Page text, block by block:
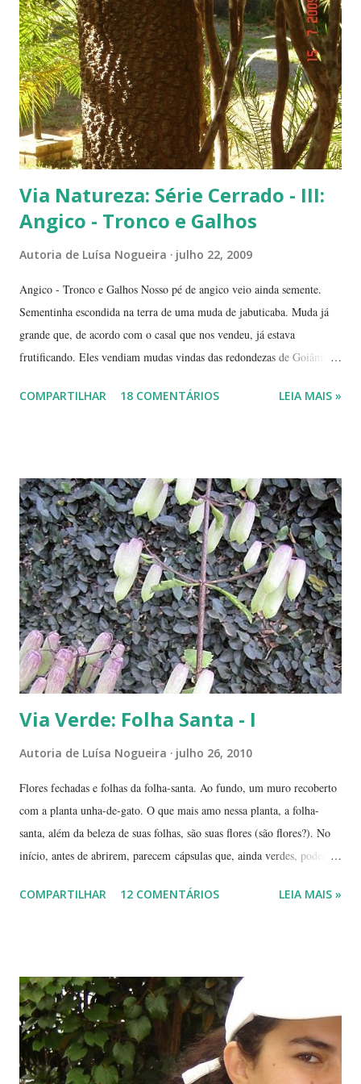
Flamboyants do Jerivá Flamboyant amarelo - Este está em Brasília,
logo depois da Ponte das Garças - conhecida como 'a ponte do
(Conjunto Comercial) Gilberto Salomão', no sentid...
Via Natureza: Série Cerrado - III:
Angico - Tronco e Galhos
Autoria de Luísa Nogueira julho 22, 2009
Angico - Tronco e Galhos Nosso pé de angico veio ainda semente.
Sementinha escondida na terra de uma muda de jabuticaba. Muda já
grande que, de acordo com o casal que nos vendeu, já estava
frutificando. Eles vendiam mudas vindas das redondezas de Goiânia.
plantado a jabuticabeira, com bastante cuidado, regando-a
'compridinha' - que nessas alturas já estava do tamanho da
jabuticabeira. Foi aí que soubemos que tínhamos um pé de angico.
Eles nos disseram que de onde tinham plantado as mudas havia muito
angiqueiro. Alguma sementinha viajou junto. Pensamos mudá-lo para
outro lugar. Mas ele foi ficando. Quanto mais crescia, mais difícil seria
deslocá-lo. Hoje ele continua lá, coladinho ao pé de jabuticaba,
fazendo sombra para ...
COMPARTILHAR 18 COMENTÁRIOS LEIA MAIS »
Via Verde: Folha Santa - I
Autoria de Luísa Nogueira julho 26, 2010
Flores fechadas e folhas da folha-santa. Ao fundo, um muro recoberto
com a planta unha-de-gato. O que mais amo nessa planta, a folha-
santa, além da beleza de suas folhas, são suas flores (são flores?). No
início, antes de abrirem, parecem cápsulas que, ainda verdes, podem
As fotos de hoje são de cachos de suas flores ainda amadurecendo.
família das crassuláceas - Folha-santa. Ao fundo: Agave, dracena e
palmeira açaí. Folha-santa ( Bryophyllum calycinum ). Família das
crassuláceas. Sua reprodução é bem fácil: de qualquer pedaço de
algum galho podem nascer várias mudas. Uma só muda em pouco
COMPARTILHAR 12 COMENTÁRIOS LEIA MAIS »